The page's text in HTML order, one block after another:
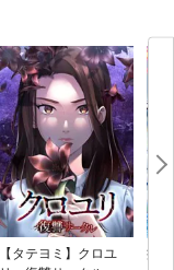
【タテヨミ】クロユ
病